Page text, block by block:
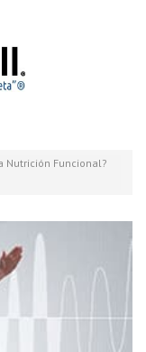
Nutrición Funcional?